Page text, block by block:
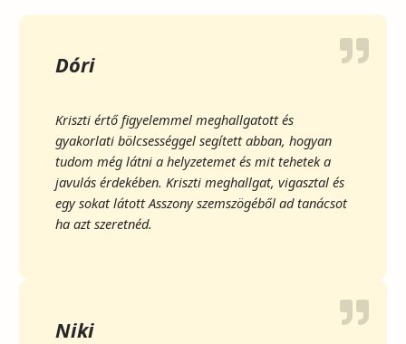
Dóri
Kriszti értő figyelemmel meghallgatott és
gyakorlati bölcsességgel segített abban, hogyan
tudom még látni a helyzetemet és mit tehetek a
javulás érdekében. Kriszti meghallgat, vigasztal és
egy sokat látott Asszony szemszögéből ad tanácsot
ha azt szeretnéd.
Niki